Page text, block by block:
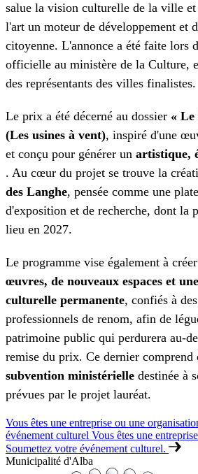
salue la vision culturelle de la ville et
l'art un moteur de développement et
citoyenne. L'annonce a été faite lors
officielle au ministère de la Culture,
des représentants des villes finalistes.
Le prix a été décerné au dossier «
(Les usines à vent), inspiré d'une
et conçu pour générer un artistique,
. Au cœur du projet se trouve la
des Langhe, pensée comme une
d'exposition et de recherche, dont la
lieu en 2027.
Le programme vise également à créer
œuvres, de nouveaux espaces et
culturelle permanente, confiés à
professionnels de renom, afin de
patrimoine public qui perdurera au-
remise du prix. Ce dernier comprend
subvention ministérielle destinée à
prévues par le projet lauréat.
Vous êtes une entreprise ou une
événement culturel Vous êtes une
Soumettez votre événement culturel.
Municipalité d'Alba